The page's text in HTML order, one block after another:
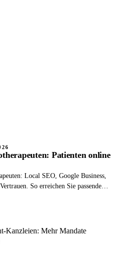
Patienten online
Local SEO, Google Business,
So erreichen Sie passende